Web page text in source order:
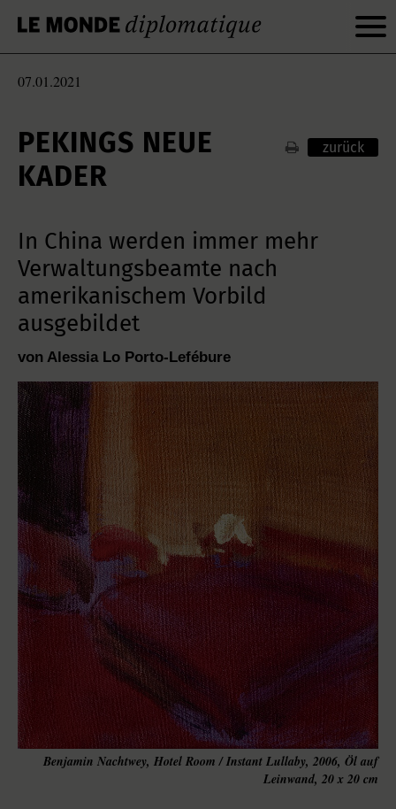
07.01.2021
PEKINGS NEUE
KADER
zurück
In China werden immer mehr
Verwaltungsbeamte nach
amerikanischem Vorbild
ausgebildet
von Alessia Lo Porto-Lefébure
Benjamin Nachtwey, Hotel Room / Instant Lullaby, 2006, Öl auf
Leinwand, 20 x 20 cm